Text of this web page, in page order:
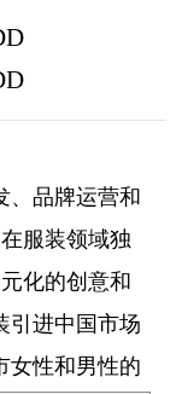
品牌运营和
服装领域独
化的创意和
引进中国市场
女性和男性的